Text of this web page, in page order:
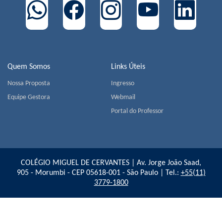
Quem Somos
Nossa Proposta
Equipe Gestora
Links Úteis
Ingresso
Webmail
Portal do Professor
COLÉGIO MIGUEL DE CERVANTES | Av. Jorge João Saad,
905 - Morumbi - CEP 05618-001 - São Paulo | Tel.: +55(11)
3779-1800